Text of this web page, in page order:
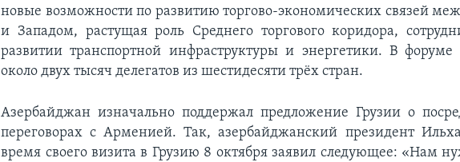
новые возможности по развитию торгово-экономических связей
и Западом, растущая роль Среднего торгового коридора,
развитии транспортной инфраструктуры и энергетики. В форуме
около двух тысяч делегатов из шестидесяти трёх стран.
Азербайджан изначально поддержал предложение Грузии о
переговорах с Арменией. Так, азербайджанский президент
время своего визита в Грузию 8 октября заявил следующее: «Нам